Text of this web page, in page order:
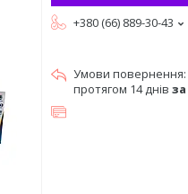
+380 (66) 889-30-43
протягом 14 днів